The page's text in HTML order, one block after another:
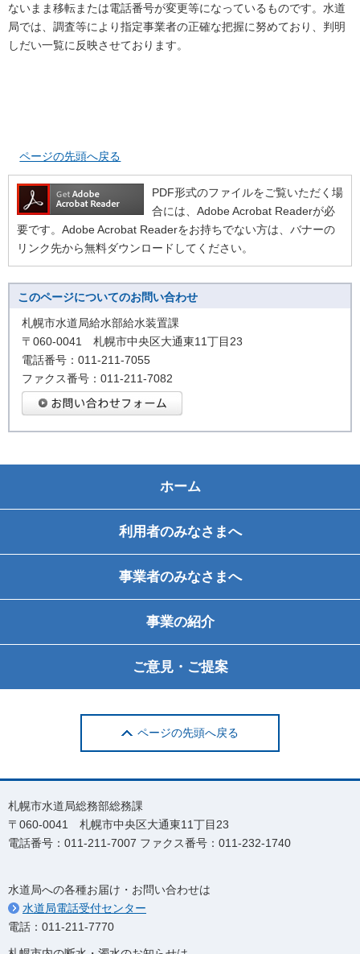
ないまま移転または電話番号が変更等になっているものです。水道
局では、調査等により指定事業者の正確な把握に努めており、判明
しだい一覧に反映させております。
ページの先頭へ戻る
PDF形式のファイルをご覧いただく場
合には、Adobe Acrobat Readerが必
要です。Adobe Acrobat Readerをお持ちでない方は、バナーの
リンク先から無料ダウンロードしてください。
このページについてのお問い合わせ
札幌市水道局給水部給水装置課
〒060-0041 札幌市中央区大通東11丁目23
電話番号：011-211-7055
ファクス番号：011-211-7082
ホーム
利用者のみなさまへ
事業者のみなさまへ
事業の紹介
ご意見・ご提案
ページの先頭へ戻る
札幌市水道局総務部総務課
〒060-0041 札幌市中央区大通東11丁目23
電話番号：011-211-7007 ファクス番号：011-232-1740
水道局への各種お届け・お問い合わせは
水道局電話受付センター
電話：011-211-7770